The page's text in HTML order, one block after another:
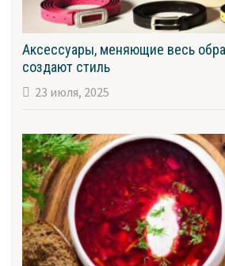
Аксессуары, меняющие весь
создают стиль
23 июля, 2025